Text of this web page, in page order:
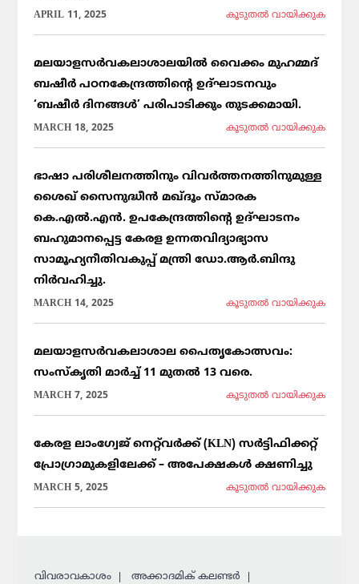
APRIL 11, 2025 കൂടുതല്‍ വായിക്കുക
മലയാളസർവകലാശാലയിൽ വൈക്കം മുഹമ്മദ്
ബഷീർ പഠനകേന്ദ്രത്തിന്റെ ഉദ്ഘാടനവും
‘ബഷീർ ദിനങ്ങൾ’ പരിപാടിക്കും തുടക്കമായി.
MARCH 18, 2025 കൂടുതല്‍ വായിക്കുക
ഭാഷാ പരിശീലനത്തിനും വിവർത്തനത്തിനുമുള്ള
ശൈഖ് സൈനുദ്ധീൻ മഖ്ദൂം സ്മാരക
കെ.എൽ.എൻ. ഉപകേന്ദ്രത്തിന്റെ ഉദ്ഘാടനം
ബഹുമാനപ്പെട്ട കേരള ഉന്നതവിദ്യാഭ്യാസ
സാമൂഹ്യനീതിവകുപ്പ് മന്ത്രി ഡോ.ആർ.ബിന്ദു
നിർവഹിച്ചു.
MARCH 14, 2025 കൂടുതല്‍ വായിക്കുക
മലയാളസർവകലാശാല പൈതൃകോത്സവം:
സംസ്കൃതി മാർച്ച് 11 മുതൽ 13 വരെ.
MARCH 7, 2025 കൂടുതല്‍ വായിക്കുക
കേരള ലാംഗ്വേജ് നെറ്റ്‌വർക്ക് (KLN) സർട്ടിഫിക്കറ്റ്
പ്രോഗ്രാമുകളിലേക്ക് – അപേക്ഷകൾ ക്ഷണിച്ചു
MARCH 5, 2025 കൂടുതല്‍ വായിക്കുക
വിവരാവകാശം അക്കാദമിക് കലണ്ടര്‍